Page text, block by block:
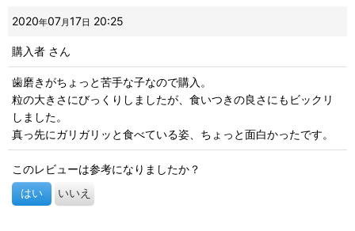
2020年07月 17日 20:25
購入者 さん
歯磨きがちょっと苦手な子なので購入。
粒の大きさにびっくりしましたが、食いつきの良さにもビックリ
しました。
真っ先にガリガリッと食べている姿、ちょっと面白かったです。
このレビューは参考になりましたか？
はい いいえ